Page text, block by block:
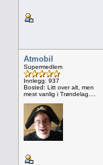
Atmobil
Supermedlem
Innlegg: 937
Bosted: Litt over alt, men
mest vanlig i Trøndelag....